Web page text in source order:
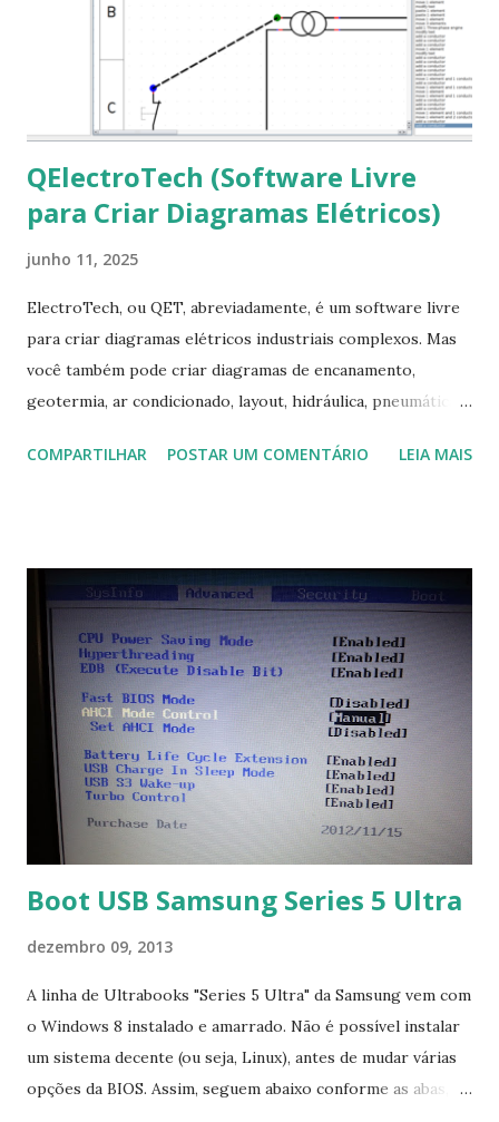
fontes Times New Roman, Arial estão instaladas. Caso
ocorra algum erro ou precisa reinstalar, execute: $ sudo
apt-get install --reinstall ttf-mscorefonts-installer
QElectroTech (Software Livre
para Criar Diagramas Elétricos)
junho 11, 2025
ElectroTech, ou QET, abreviadamente, é um software livre
para criar diagramas elétricos industriais complexos. Mas
você também pode criar diagramas de encanamento,
geotermia, ar condicionado, layout, hidráulica, pneumática,
Na última versão 0.100, a coleção contém mais de 8.000
COMPARTILHAR POSTAR UM COMENTÁRIO LEIA MAIS
Boot USB Samsung Series 5 Ultra
dezembro 09, 2013
A linha de Ultrabooks "Series 5 Ultra" da Samsung vem com
o Windows 8 instalado e amarrado. Não é possível instalar
um sistema decente (ou seja, Linux), antes de mudar várias
opções da BIOS. Assim, seguem abaixo conforme as abas, a